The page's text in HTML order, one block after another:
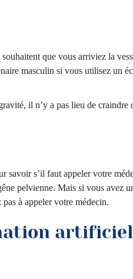
que vous arriviez la
masculin si vous utilisez un
il n’y a pas lieu de craindre
savoir s’il faut appeler votre
pelvienne. Mais si vous avez
à appeler votre médecin.